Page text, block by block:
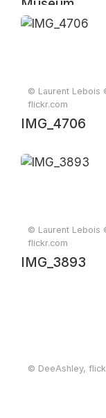
Museum
© Laurent Lebois
flickr.com
IMG_4706
© Laurent Lebois
flickr.com
IMG_3893
© DeeAshley,